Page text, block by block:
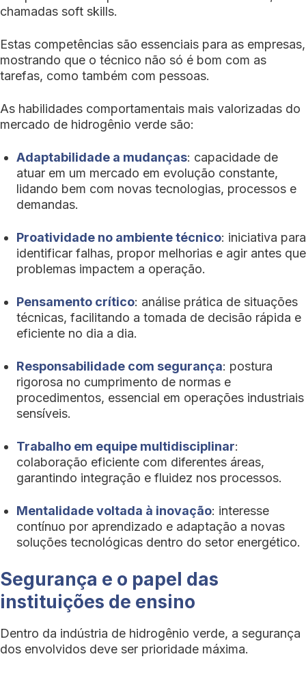
chamadas soft skills.
Estas competências são essenciais para as empresas,
mostrando que o técnico não só é bom com as
tarefas, como também com pessoas.
As habilidades comportamentais mais valorizadas do
mercado de hidrogênio verde são:
Adaptabilidade a mudanças: capacidade de
atuar em um mercado em evolução constante,
lidando bem com novas tecnologias, processos e
demandas.
Proatividade no ambiente técnico: iniciativa para
identificar falhas, propor melhorias e agir antes que
problemas impactem a operação.
Pensamento crítico: análise prática de situações
técnicas, facilitando a tomada de decisão rápida e
eficiente no dia a dia.
Responsabilidade com segurança: postura
rigorosa no cumprimento de normas e
procedimentos, essencial em operações industriais
sensíveis.
Trabalho em equipe multidisciplinar:
colaboração eficiente com diferentes áreas,
garantindo integração e fluidez nos processos.
Mentalidade voltada à inovação: interesse
contínuo por aprendizado e adaptação a novas
soluções tecnológicas dentro do setor energético.
Segurança e o papel das
instituições de ensino
Dentro da indústria de hidrogênio verde, a segurança
dos envolvidos deve ser prioridade máxima.